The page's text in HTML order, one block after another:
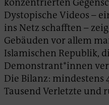
Dystopische Videos –
ins Netz schafften –
Gebäuden vor allem
Islamischen Republik,
Demonstrant*innen
Die Bilanz: mindestens
Tausend Verletzte und